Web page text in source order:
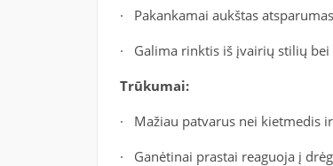
· Pakankamai aukštas
· Galima rinktis iš įvairių stilių bei
Trūkumai:
· Mažiau patvarus nei kietmedis
· Ganėtinai prastai reaguoja į